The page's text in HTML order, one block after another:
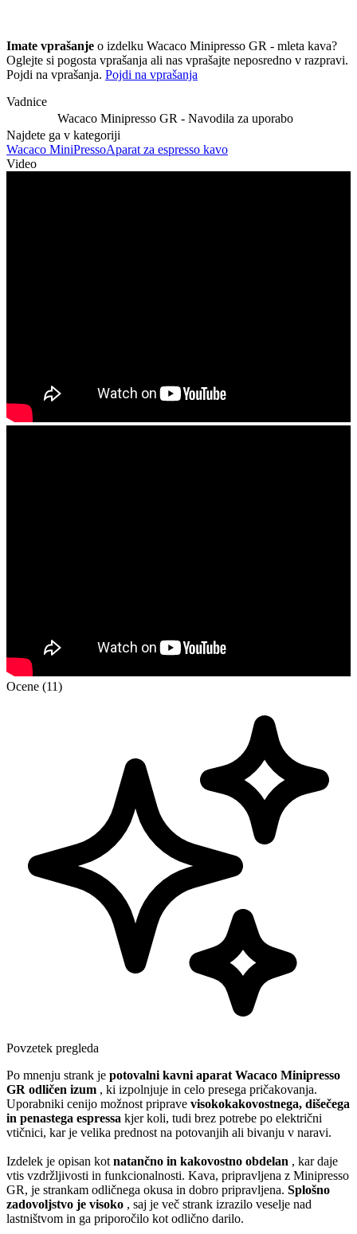
Imate vprašanje o izdelku Wacaco Minipresso GR - mleta kava?
Oglejte si pogosta vprašanja ali nas vprašajte neposredno v razpravi.
Pojdi na vprašanja. Pojdi na vprašanja
Vadnice
Wacaco Minipresso GR - Navodila za uporabo
Najdete ga v kategoriji
Wacaco MiniPressoAparat za espresso kavo
Video
Ocene (11)
Povzetek pregleda
Po mnenju strank je potovalni kavni aparat Wacaco Minipresso
GR odličen izum , ki izpolnjuje in celo presega pričakovanja.
Uporabniki cenijo možnost priprave visokokakovostnega, dišečega
in penastega espressa kjer koli, tudi brez potrebe po električni
vtičnici, kar je velika prednost na potovanjih ali bivanju v naravi.
Izdelek je opisan kot natančno in kakovostno obdelan , kar daje
vtis vzdržljivosti in funkcionalnosti. Kava, pripravljena z Minipresso
GR, je strankam odličnega okusa in dobro pripravljena. Splošno
zadovoljstvo je visoko , saj je več strank izrazilo veselje nad
lastništvom in ga priporočilo kot odlično darilo.